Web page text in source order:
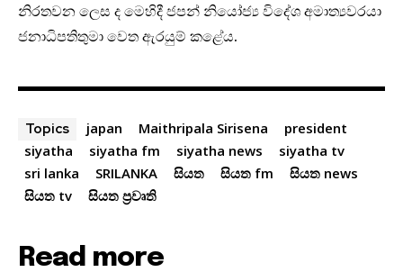
නිරතවන ලෙස ද මෙහිදී ජපන් නියෝජ්‍ය විදේශ අමාත්‍යවරයා
ජනාධිපතිතුමා වෙත ඇරයුම් කළේය.
Topics japan Maithripala Sirisena
president
siyatha
siyatha fm siyatha news
siyatha tv
sri lanka
SRILANKA සියත සියත fm
සියත news
සියත tv
සියත ප්‍රවෘති
Read more